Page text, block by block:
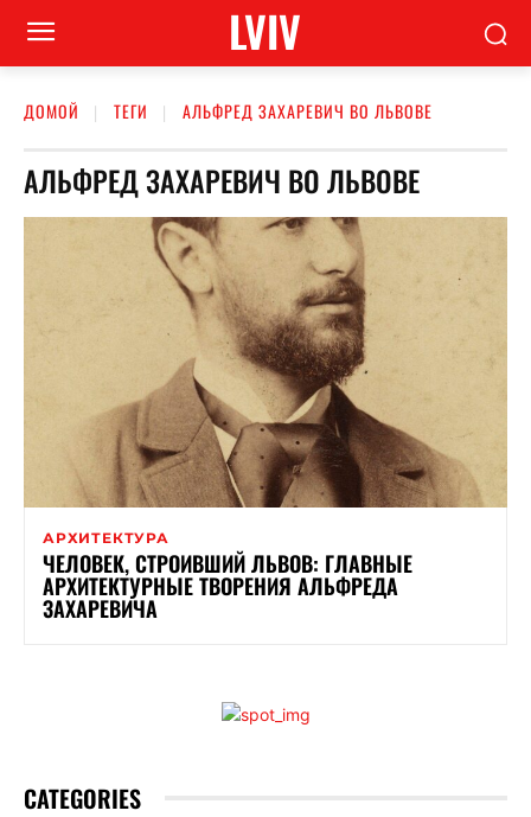
LVIV
ДОМОЙ ТЕГИ АЛЬФРЕД ЗАХАРЕВИЧ ВО ЛЬВОВЕ
АЛЬФРЕД ЗАХАРЕВИЧ ВО ЛЬВОВЕ
АРХИТЕКТУРА
ЧЕЛОВЕК, СТРОИВШИЙ ЛЬВОВ: ГЛАВНЫЕ
АРХИТЕКТУРНЫЕ ТВОРЕНИЯ АЛЬФРЕДА
ЗАХАРЕВИЧА
CATEGORIES